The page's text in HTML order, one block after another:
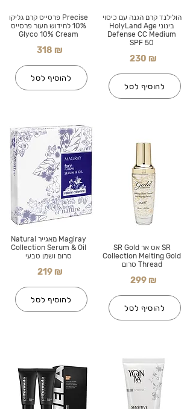
Precise פרסייס קרם גליקו
10% לחידוש העור פרסייס
Glyco 10% Cream
318 ₪
להוסיף לסל
Magiray מאגייר Natural
Collection Serum & Oil
סרום ושמן טבעי
219 ₪
להוסיף לסל
הולילנד קרם הגנה עם כיסוי
בינוני HolyLand Age
Defense CC Medium
SPF 50
230 ₪
להוסיף לסל
SR אס אר SR Gold
Collection Melting Gold
Thread סרום
299 ₪
להוסיף לסל